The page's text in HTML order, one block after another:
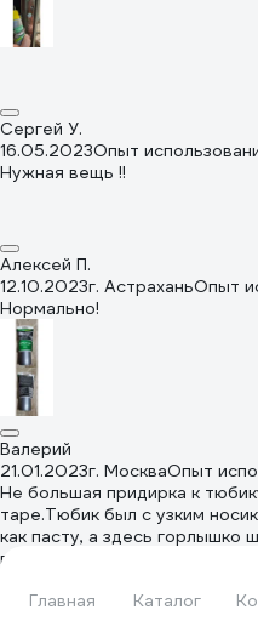
Главная Каталог
Сергей У.
16.05.2023Опыт
Нужная вещь !!
Алексей П.
12.10.2023г. АстраханьОпыт
Нормально!
Валерий
21.01.2023г. МоскваОпыт
Не большая придирка к
таре.Тюбик был с узким
как пасту, а здесь горлышко
выковыривать. Для меня не
Сергей С.